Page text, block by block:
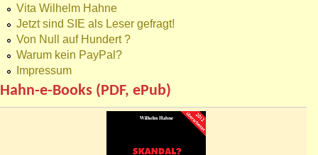
Vita Wilhelm Hahne
Jetzt sind SIE als Leser gefragt!
Von Null auf Hundert ?
Warum kein PayPal?
Impressum
Hahn-e-Books (PDF, ePub)